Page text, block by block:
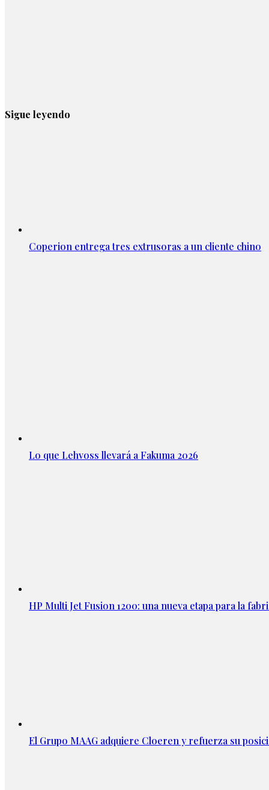
Sigue leyendo
Coperion entrega tres extrusoras a un cliente chino
Lo que Lehvoss llevará a Fakuma 2026
HP Multi Jet Fusion 1200: una nueva etapa para la
El Grupo MAAG adquiere Cloeren y refuerza su